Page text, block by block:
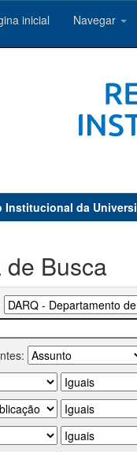
inicial Navegar
Institucional da
de Busca